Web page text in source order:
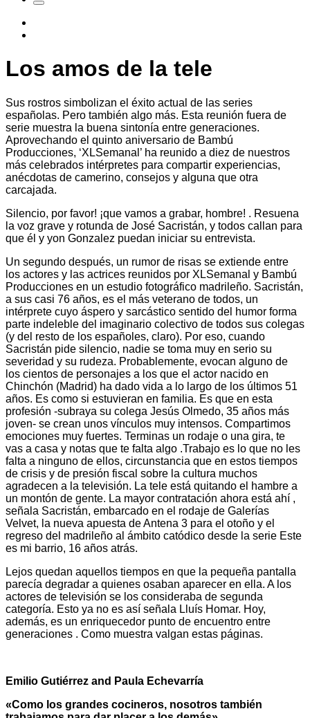
Los amos de la tele
Sus rostros simbolizan el éxito actual de las series
españolas. Pero también algo más. Esta reunión fuera de
serie muestra la buena sintonía entre generaciones.
Aprovechando el quinto aniversario de Bambú
Producciones, ‘XLSemanal’ ha reunido a diez de nuestros
más celebrados intérpretes para compartir experiencias,
anécdotas de camerino, consejos y alguna que otra
carcajada.
Silencio, por favor! ¡que vamos a grabar, hombre! . Resuena
la voz grave y rotunda de José Sacristán, y todos callan para
que él y yon Gonzalez puedan iniciar su entrevista.
Un segundo después, un rumor de risas se extiende entre
los actores y las actrices reunidos por XLSemanal y Bambú
Producciones en un estudio fotográfico madrileño. Sacristán,
a sus casi 76 años, es el más veterano de todos, un
intérprete cuyo áspero y sarcástico sentido del humor forma
parte indeleble del imaginario colectivo de todos sus colegas
(y del resto de los españoles, claro). Por eso, cuando
Sacristán pide silencio, nadie se toma muy en serio su
severidad y su rudeza. Probablemente, evocan alguno de
los cientos de personajes a los que el actor nacido en
Chinchón (Madrid) ha dado vida a lo largo de los últimos 51
años. Es como si estuvieran en familia. Es que en esta
profesión -subraya su colega Jesús Olmedo, 35 años más
joven- se crean unos vínculos muy intensos. Compartimos
emociones muy fuertes. Terminas un rodaje o una gira, te
vas a casa y notas que te falta algo .Trabajo es lo que no les
falta a ninguno de ellos, circunstancia que en estos tiempos
de crisis y de presión fiscal sobre la cultura muchos
agradecen a la televisión. La tele está quitando el hambre a
un montón de gente. La mayor contratación ahora está ahí ,
señala Sacristán, embarcado en el rodaje de Galerías
Velvet, la nueva apuesta de Antena 3 para el otoño y el
regreso del madrileño al ámbito catódico desde la serie Este
es mi barrio, 16 años atrás.
Lejos quedan aquellos tiempos en que la pequeña pantalla
parecía degradar a quienes osaban aparecer en ella. A los
actores de televisión se los consideraba de segunda
categoría. Esto ya no es así señala Lluís Homar. Hoy,
además, es un enriquecedor punto de encuentro entre
generaciones . Como muestra valgan estas páginas.
Emilio Gutiérrez and Paula Echevarría
«Como los grandes cocineros, nosotros también